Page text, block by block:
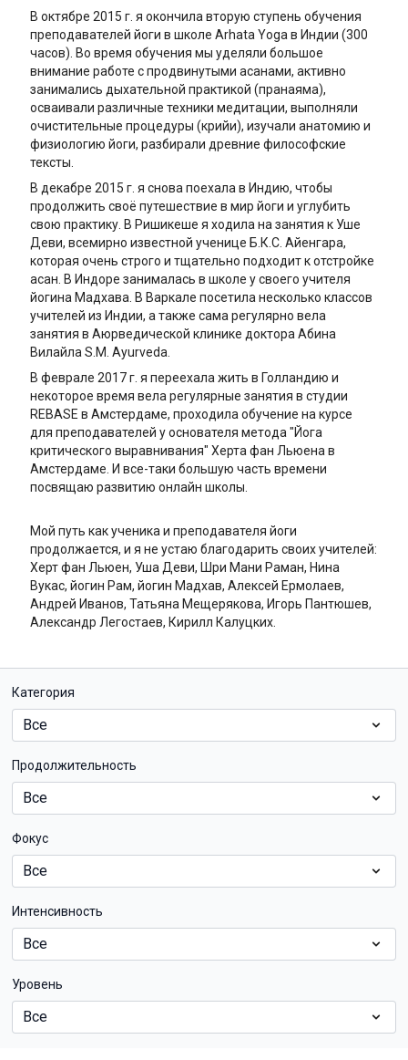
В октябре 2015 г. я окончила вторую ступень обучения
преподавателей йоги в школе Arhata Yoga в Индии (300
часов). Во время обучения мы уделяли большое
внимание работе с продвинутыми асанами, активно
занимались дыхательной практикой (пранаяма),
осваивали различные техники медитации, выполняли
очистительные процедуры (крийи), изучали анатомию и
физиологию йоги, разбирали древние философские
тексты.
В декабре 2015 г. я снова поехала в Индию, чтобы
продолжить своё путешествие в мир йоги и углубить
свою практику. В Ришикеше я ходила на занятия к Уше
Деви, всемирно известной ученице Б.К.С. Айенгара,
которая очень строго и тщательно подходит к отстройке
асан. В Индоре занималась в школе у своего учителя
йогина Мадхава. В Варкале посетила несколько классов
учителей из Индии, а также сама регулярно вела
занятия в Аюрведической клинике доктора Абина
Вилайла S.M. Ayurveda.
В феврале 2017 г. я переехала жить в Голландию и
некоторое время вела регулярные занятия в студии
REBASE в Амстердаме, проходила обучение на курсе
для преподавателей у основателя метода "Йога
критического выравнивания" Херта фан Льюена в
Амстердаме. И все-таки большую часть времени
посвящаю развитию онлайн школы.
Мой путь как ученика и преподавателя йоги
продолжается, и я не устаю благодарить своих учителей:
Херт фан Льюен, Уша Деви, Шри Мани Раман, Нина
Вукас, йогин Рам, йогин Мадхав, Алексей Ермолаев,
Андрей Иванов, Татьяна Мещерякова, Игорь Пантюшев,
Александр Легостаев, Кирилл Калуцких.
Категория
Продолжительность
Фокус
Интенсивность
Уровень